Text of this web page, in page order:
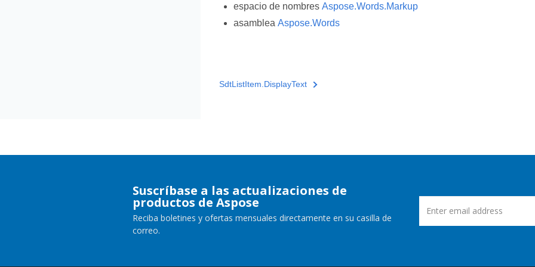
espacio de nombres Aspose.Words.Markup
asamblea Aspose.Words
SdtListItem.DisplayText
Suscríbase a las actualizaciones de
productos de Aspose
Reciba boletines y ofertas mensuales directamente en su casilla de
correo.